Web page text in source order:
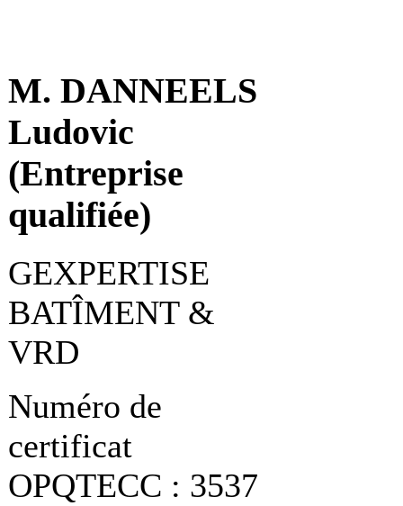
M. DANNEELS
Ludovic
(Entreprise
qualifiée)
GEXPERTISE
BATÎMENT &
VRD
Numéro de
certificat
OPQTECC : 3537